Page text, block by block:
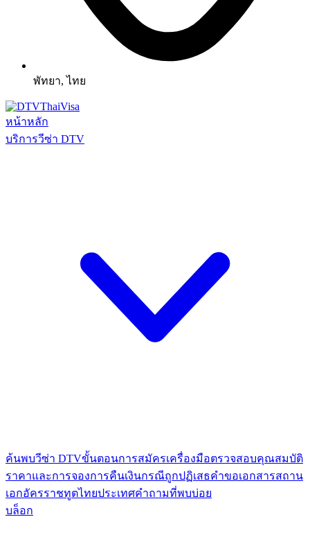
พัทยา, ไทย
หน้าหลัก
บริการวีซ่า DTV
ค้นพบวีซ่า DTVขั้นตอนการสมัครเครื่องมือตรวจสอบคุณสมบัติ
ราคาและการจองการคืนเงินกรณีถูกปฏิเสธคำขอเอกสารสถาน
เอกอัครราชทูตไทยประเทศคำถามที่พบบ่อย
บล็อก